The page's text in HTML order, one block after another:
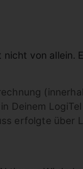
von allein.
in Deinem
erfolgte über